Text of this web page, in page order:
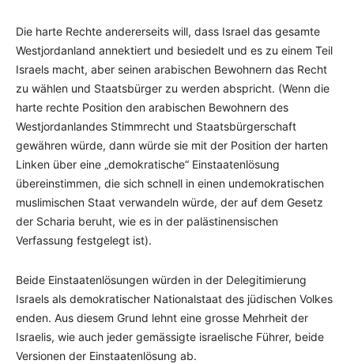
Die harte Rechte andererseits will, dass Israel das gesamte
Westjordanland annektiert und besiedelt und es zu einem Teil
Israels macht, aber seinen arabischen Bewohnern das Recht
zu wählen und Staatsbürger zu werden abspricht. (Wenn die
harte rechte Position den arabischen Bewohnern des
Westjordanlandes Stimmrecht und Staatsbürgerschaft
gewähren würde, dann würde sie mit der Position der harten
Linken über eine „demokratische“ Einstaatenlösung
übereinstimmen, die sich schnell in einen undemokratischen
muslimischen Staat verwandeln würde, der auf dem Gesetz
der Scharia beruht, wie es in der palästinensischen
Verfassung festgelegt ist).
Beide Einstaatenlösungen würden in der Delegitimierung
Israels als demokratischer Nationalstaat des jüdischen Volkes
enden. Aus diesem Grund lehnt eine grosse Mehrheit der
Israelis, wie auch jeder gemässigte israelische Führer, beide
Versionen der Einstaatenlösung ab.